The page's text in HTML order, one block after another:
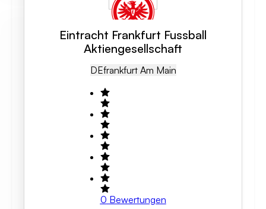
Eintracht Frankfurt Fussball
Aktiengesellschaft
DEFrankfurt Am Main
0 Bewertungen